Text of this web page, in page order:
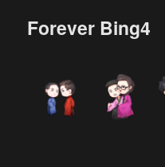
Forever Bing4